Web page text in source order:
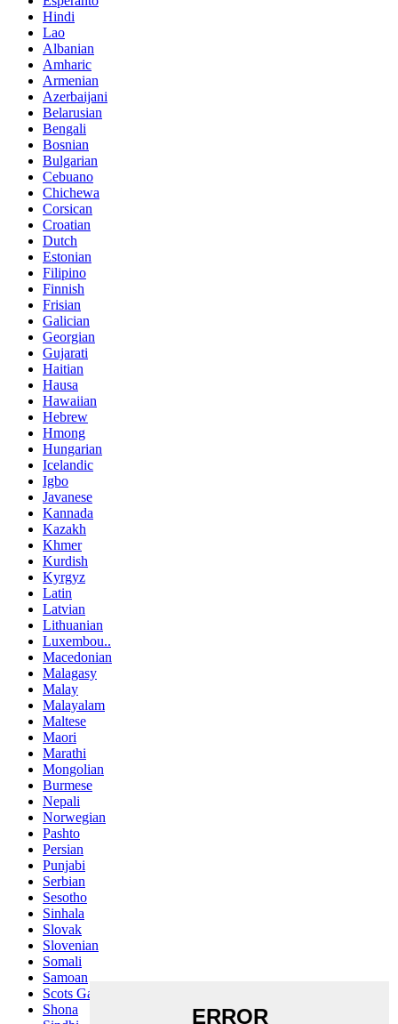
Hindi
Lao
Albanian
Amharic
Armenian
Azerbaijani
Belarusian
Bengali
Bosnian
Bulgarian
Cebuano
Chichewa
Corsican
Croatian
Dutch
Estonian
Filipino
Finnish
Frisian
Galician
Georgian
Gujarati
Haitian
Hausa
Hawaiian
Hebrew
Hmong
Hungarian
Icelandic
Igbo
Javanese
Kannada
Kazakh
Khmer
Kurdish
Kyrgyz
Latin
Latvian
Lithuanian
Luxembou..
Macedonian
Malagasy
Malay
Malayalam
Maltese
Maori
Marathi
Mongolian
Burmese
Nepali
Norwegian
Pashto
Persian
Punjabi
Serbian
Sesotho
Sinhala
Slovak
Slovenian
Somali
Samoan
Scots Gaelic
Shona